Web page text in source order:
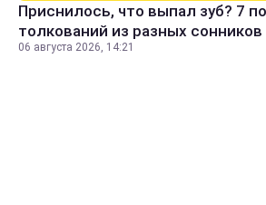
Приснилось, что выпал зуб? 7
толкований из разных сонников
06 августа 2026, 14:21